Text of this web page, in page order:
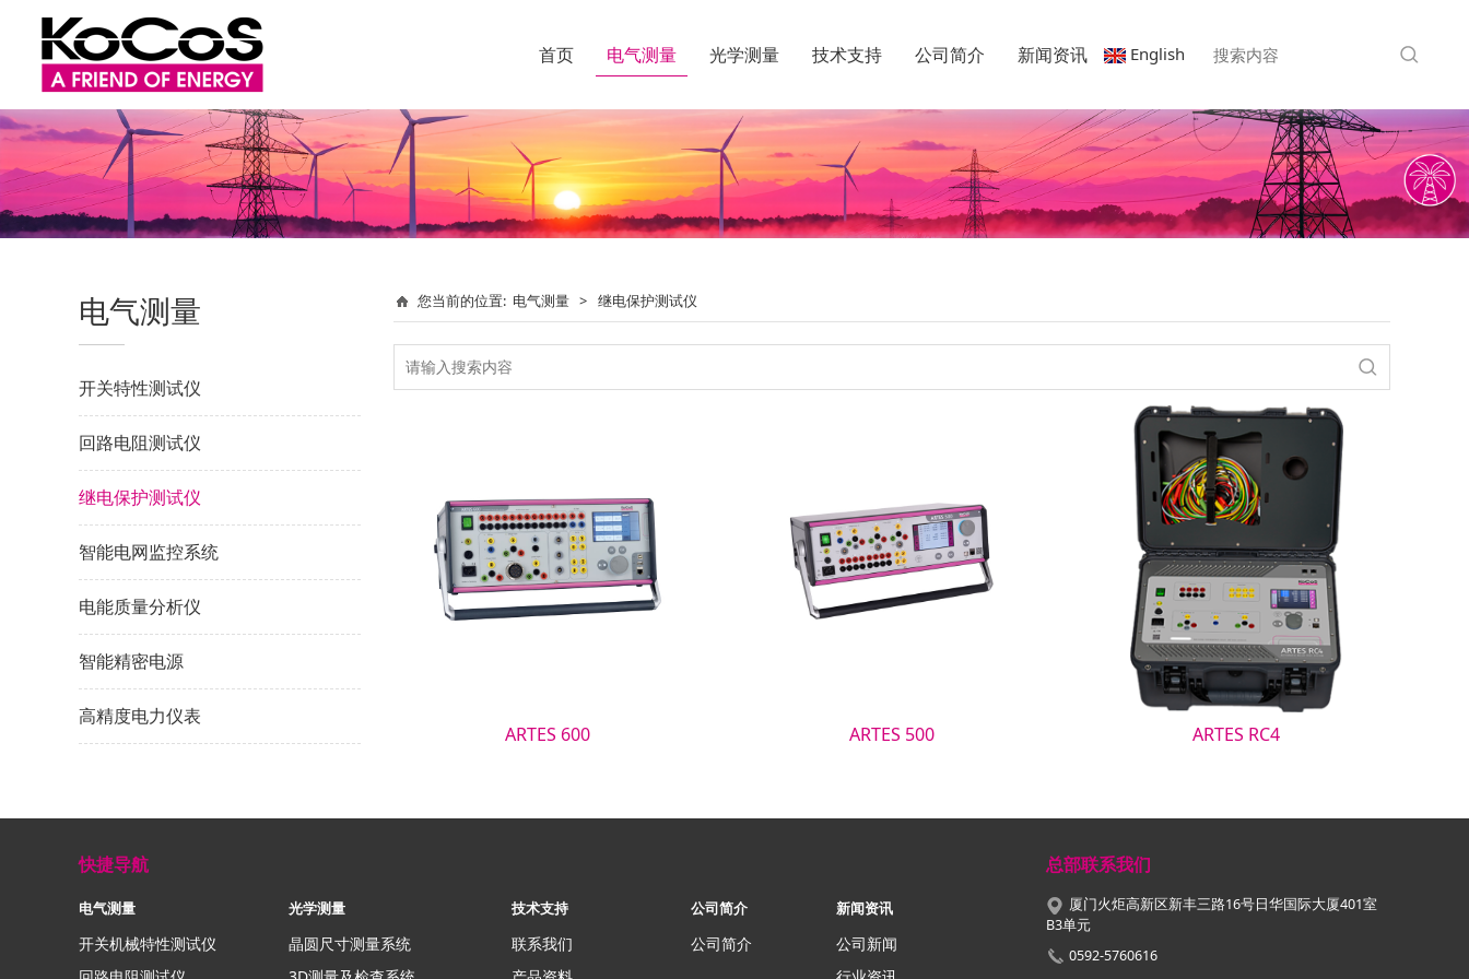
English
首页 电气测量 光学测量 技术支持 公司简介 新闻资讯
电气测量
开关特性测试仪
回路电阻测试仪
继电保护测试仪
智能电网监控系统
电能质量分析仪
智能精密电源
高精度电力仪表
您当前的位置: 电气测量 > 继电保护测试仪
ARTES 600 ARTES 500 ARTES RC4
快捷导航
电气测量
开关机械特性测试仪
光学测量
晶圆尺寸测量系统
技术支持
联系我们
公司简介
公司简介
新闻资讯
公司新闻
总部联系我们
厦门火炬高新区新丰三路16号日华国际大厦401室
B3单元
0592-5760616